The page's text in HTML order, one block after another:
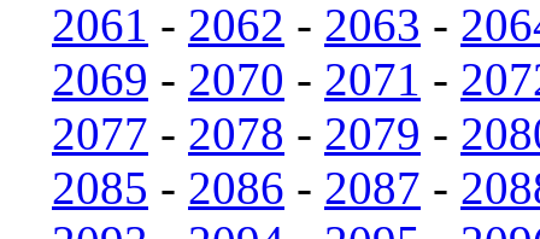
2061 - 2062 - 2063 -
2069 - 2070 - 2071 -
2077 - 2078 - 2079 -
2085 - 2086 - 2087 -